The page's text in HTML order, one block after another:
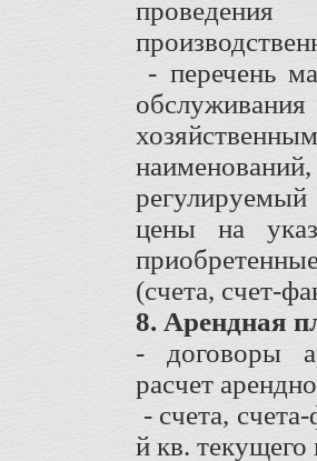
- перечень
цены на
(счета, счет-
8. Арендная
- договоры
расчет
- счета,
й кв. текущего